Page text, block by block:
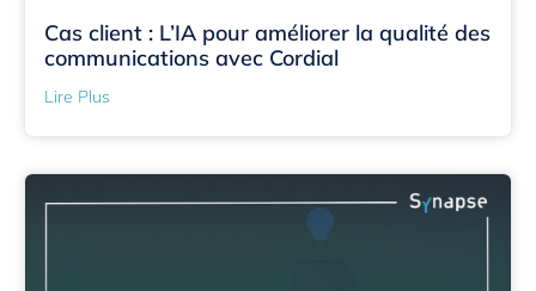
Cas client : L’IA pour améliorer la qualité des
communications avec Cordial
Lire Plus